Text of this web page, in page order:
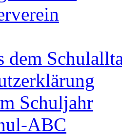
dem
Schuljahr
ABC